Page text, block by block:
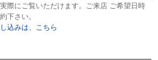
際にご覧いただけます。ご来店 ご希望日時
下さい。
込みは、こちら